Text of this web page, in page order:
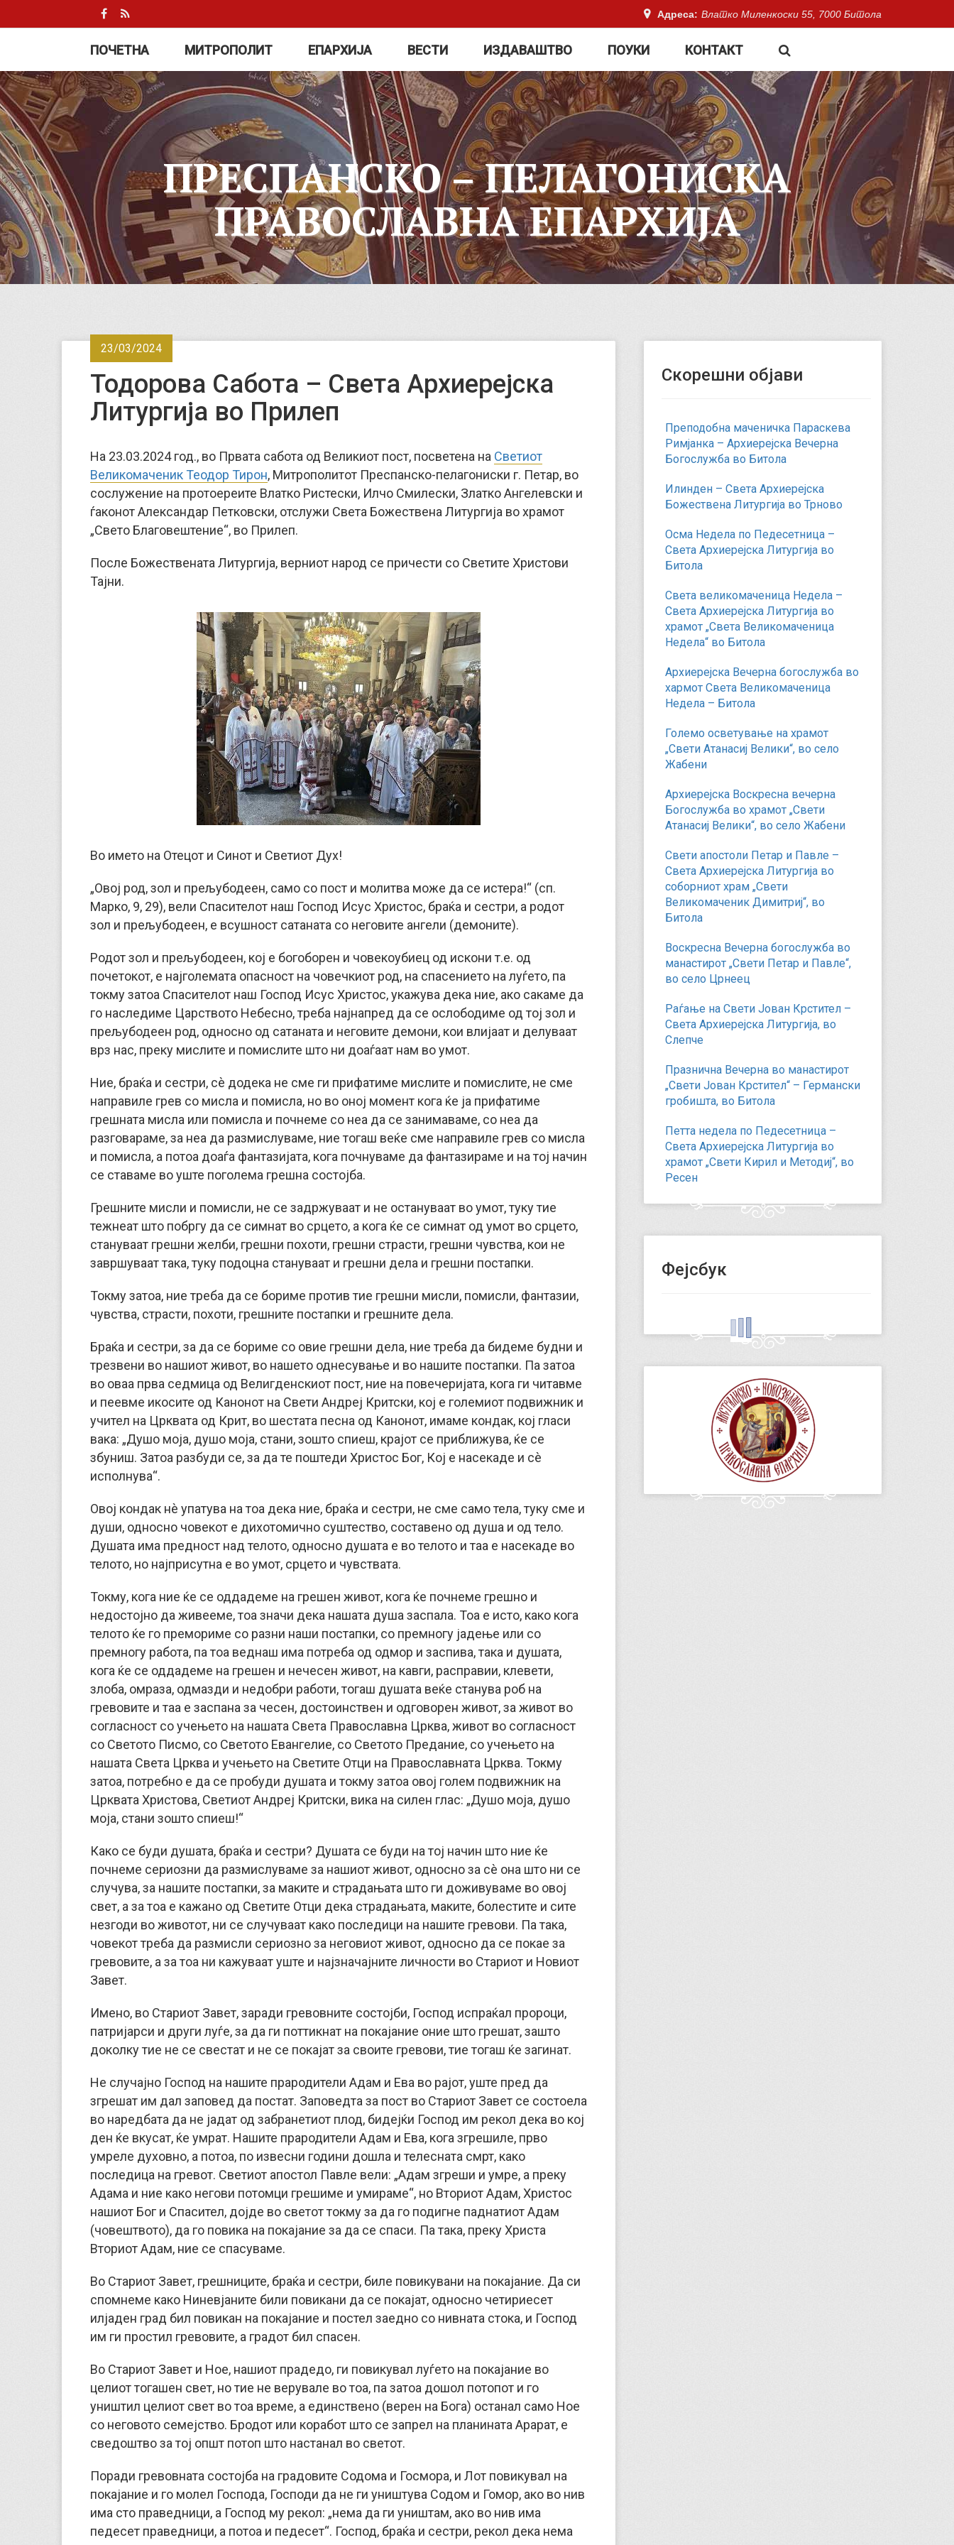
Адреса: Влатко Миленкоски 55, 7000 Битола
ПОЧЕТНА МИТРОПОЛИТ ЕПАРХИЈА ВЕСТИ ИЗДАВАШТВО ПОУКИ КОНТАКТ
ПРЕСПАНСКО – ПЕЛАГОНИСКА
ПРАВОСЛАВНА ЕПАРХИЈА
23/03/2024
Тодорова Сабота – Света Архиерејска
Литургија во Прилеп
На 23.03.2024 год., во Првата сабота од Великиот пост, посветена на Светиот
Великомаченик Теодор Тирон, Митрополитот Преспанско-пелагониски г. Петар, во
сослужение на протоереите Влатко Ристески, Илчо Смилески, Златко Ангелевски и
ѓаконот Александар Петковски, отслужи Света Божествена Литургија во храмот
„Свето Благовештение“, во Прилеп.
После Божествената Литургија, верниот народ се причести со Светите Христови
Тајни.
Во името на Отецот и Синот и Светиот Дух!
„Овој род, зол и прељубодеен, само со пост и молитва може да се истера!“ (сп.
Марко, 9, 29), вели Спасителот наш Господ Исус Христос, браќа и сестри, а родот
зол и прељубодеен, е всушност сатаната со неговите ангели (демоните).
Родот зол и прељубодеен, кој е богоборен и човекоубиец од искони т.е. од
почетокот, е најголемата опасност на човечкиот род, на спасението на луѓето, па
токму затоа Спасителот наш Господ Исус Христос, укажува дека ние, ако сакаме да
го наследиме Царството Небесно, треба најнапред да се ослободиме од тој зол и
прељубодеен род, односно од сатаната и неговите демони, кои влијаат и делуваат
врз нас, преку мислите и помислите што ни доаѓаат нам во умот.
Ние, браќа и сестри, сè додека не сме ги прифатиме мислите и помислите, не сме
направиле грев со мисла и помисла, но во оној момент кога ќе ја прифатиме
грешната мисла или помисла и почнеме со неа да се занимаваме, со неа да
разговараме, за неа да размислуваме, ние тогаш веќе сме направиле грев со мисла
и помисла, а потоа доаѓа фантазијата, кога почнуваме да фантазираме и на тој начин
се ставаме во уште поголема грешна состојба.
Грешните мисли и помисли, не се задржуваат и не остануваат во умот, туку тие
тежнеат што побргу да се симнат во срцето, а кога ќе се симнат од умот во срцето,
стануваат грешни желби, грешни похоти, грешни страсти, грешни чувства, кои не
завршуваат така, туку подоцна стануваат и грешни дела и грешни постапки.
Токму затоа, ние треба да се бориме против тие грешни мисли, помисли, фантазии,
чувства, страсти, похоти, грешните постапки и грешните дела.
Браќа и сестри, за да се бориме со овие грешни дела, ние треба да бидеме будни и
трезвени во нашиот живот, во нашето однесување и во нашите постапки. Па затоа
во оваа прва седмица од Велигденскиот пост, ние на повечеријата, кога ги читавме
и пеевме икосите од Канонот на Свети Андреј Критски, кој е големиот подвижник и
учител на Црквата од Крит, во шестата песна од Канонот, имаме кондак, кој гласи
вака: „Душо моја, душо моја, стани, зошто спиеш, крајот се приближува, ќе се
збуниш. Затоа разбуди се, за да те поштеди Христос Бог, Кој е насекаде и сè
исполнува“.
Овој кондак нè упатува на тоа дека ние, браќа и сестри, не сме само тела, туку сме и
души, односно човекот е дихотомично суштество, составено од душа и од тело.
Душата има предност над телото, односно душата е во телото и таа е насекаде во
телото, но најприсутна е во умот, срцето и чувствата.
Токму, кога ние ќе се оддадеме на грешен живот, кога ќе почнеме грешно и
недостојно да живееме, тоа значи дека нашата душа заспала. Тоа е исто, како кога
телото ќе го премориме со разни наши постапки, со премногу јадење или со
премногу работа, па тоа веднаш има потреба од одмор и заспива, така и душата,
кога ќе се оддадеме на грешен и нечесен живот, на кавги, расправии, клевети,
злоба, омраза, одмазди и недобри работи, тогаш душата веќе станува роб на
гревовите и таа е заспана за чесен, достоинствен и одговорен живот, за живот во
согласност со учењето на нашата Света Православна Црква, живот во согласност
со Светото Писмо, со Светото Евангелие, со Светото Предание, со учењето на
нашата Света Црква и учењето на Светите Отци на Православната Црква. Токму
затоа, потребно е да се пробуди душата и токму затоа овој голем подвижник на
Црквата Христова, Светиот Андреј Критски, вика на силен глас: „Душо моја, душо
моја, стани зошто спиеш!“
Како се буди душата, браќа и сестри? Душата се буди на тој начин што ние ќе
почнеме сериозни да размислуваме за нашиот живот, односно за сè она што ни се
случува, за нашите постапки, за маките и страдањата што ги доживуваме во овој
свет, а за тоа е кажано од Светите Отци дека страдањата, маките, болестите и сите
незгоди во животот, ни се случуваат како последици на нашите гревови. Па така,
човекот треба да размисли сериозно за неговиот живот, односно да се покае за
гревовите, а за тоа ни кажуваат уште и најзначајните личности во Стариот и Новиот
Завет.
Имено, во Стариот Завет, заради гревовните состојби, Господ испраќал пророци,
патријарси и други луѓе, за да ги поттикнат на покајание оние што грешат, зашто
доколку тие не се свестат и не се покајат за своите гревови, тие тогаш ќе загинат.
Не случајно Господ на нашите прародители Адам и Ева во рајот, уште пред да
згрешат им дал заповед да постат. Заповедта за пост во Стариот Завет се состоела
во наредбата да не јадат од забранетиот плод, бидејќи Господ им рекол дека во кој
ден ќе вкусат, ќе умрат. Нашите прародители Адам и Ева, кога згрешиле, прво
умреле духовно, а потоа, по извесни години дошла и телесната смрт, како
последица на гревот. Светиот апостол Павле вели: „Адам згреши и умре, а преку
Адама и ние како негови потомци грешиме и умираме“, но Вториот Адам, Христос
нашиот Бог и Спасител, дојде во светот токму за да го подигне паднатиот Адам
(човештвото), да го повика на покајание за да се спаси. Па така, преку Христа
Вториот Адам, ние се спасуваме.
Во Стариот Завет, грешниците, браќа и сестри, биле повикувани на покајание. Да си
спомнеме како Ниневјаните били повикани да се покајат, односно четириесет
илјаден град бил повикан на покајание и постел заедно со нивната стока, и Господ
им ги простил гревовите, а градот бил спасен.
Во Стариот Завет и Ное, нашиот прадедо, ги повикувал луѓето на покајание во
целиот тогашен свет, но тие не верувале во тоа, па затоа дошол потопот и го
уништил целиот свет во тоа време, а единствено (верен на Бога) останал само Ное
со неговото семејство. Бродот или коработ што се запрел на планината Арарат, е
сведоштво за тој општ потоп што настанал во светот.
Поради гревовната состојба на градовите Содома и Госмора, и Лот повикувал на
покајание и го молел Господа, Господи да не ги уништува Содом и Гомор, ако во нив
има сто праведници, а Господ му рекол: „нема да ги уништам, ако во нив има
педесет праведници, а потоа и педесет“. Господ, браќа и сестри, рекол дека нема
Скорешни објави
Преподобна маченичка Параскева
Римјанка – Архиерејска Вечерна
Богослужба во Битола
Илинден – Света Архиерејска
Божествена Литургија во Трново
Осма Недела по Педесетница –
Света Архиерејска Литургија во
Битола
Света великомаченица Недела –
Света Архиерејска Литургија во
храмот „Света Великомаченица
Недела“ во Битола
Архиерејска Вечерна богослужба во
хармот Света Великомаченица
Недела – Битола
Големо осветување на храмот
„Свети Атанасиј Велики“, во село
Жабени
Архиерејска Воскресна вечерна
Богослужба во храмот „Свети
Атанасиј Велики“, во село Жабени
Свети апостоли Петар и Павле –
Света Архиерејска Литургија во
соборниот храм „Свети
Великомаченик Димитриј“, во
Битола
Воскресна Вечерна богослужба во
манастирот „Свети Петар и Павле“,
во село Црнеец
Раѓање на Свети Јован Крстител –
Света Архиерејска Литургија, во
Слепче
Празнична Вечерна во манастирот
„Свети Јован Крстител“ – Германски
гробишта, во Битола
Петта недела по Педесетница –
Света Архиерејска Литургија во
храмот „Свети Кирил и Методиј“, во
Ресен
Фејсбук